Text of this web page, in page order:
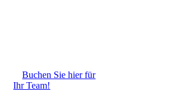
Buchen Sie hier für
Ihr Team!